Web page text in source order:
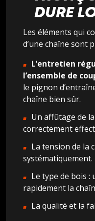
DURE
Les éléments qui
d’une chaîne sont
L’entretien
l’ensemble de
le pignon
chaîne bien sûr.
Un affûtage de
correctement
La tension de la
systématiquement.
Le type de bois :
rapidement la
La qualité et la